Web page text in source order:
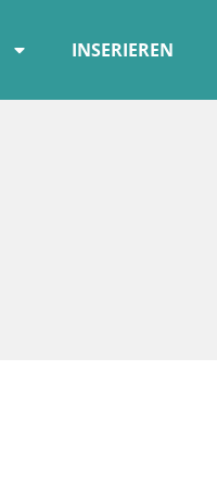
INSERIEREN